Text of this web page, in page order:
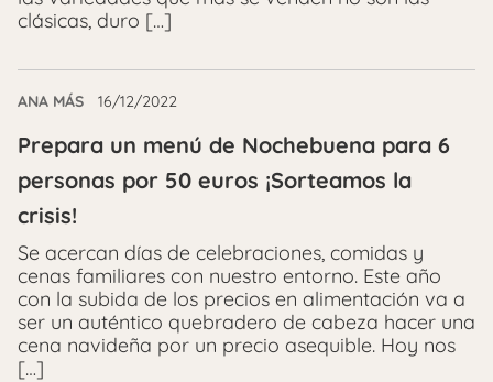
clásicas, duro […]
ANA MÁS 16/12/2022
Prepara un menú de Nochebuena para 6
personas por 50 euros ¡Sorteamos la
crisis!
Se acercan días de celebraciones, comidas y
cenas familiares con nuestro entorno. Este año
con la subida de los precios en alimentación va a
ser un auténtico quebradero de cabeza hacer una
cena navideña por un precio asequible. Hoy nos
[…]